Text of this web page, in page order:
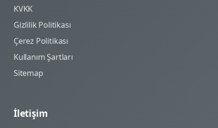
KVKK
Gizlilik Politikası
Çerez Politikası
Kullanım Şartları
Sitemap
İletişim